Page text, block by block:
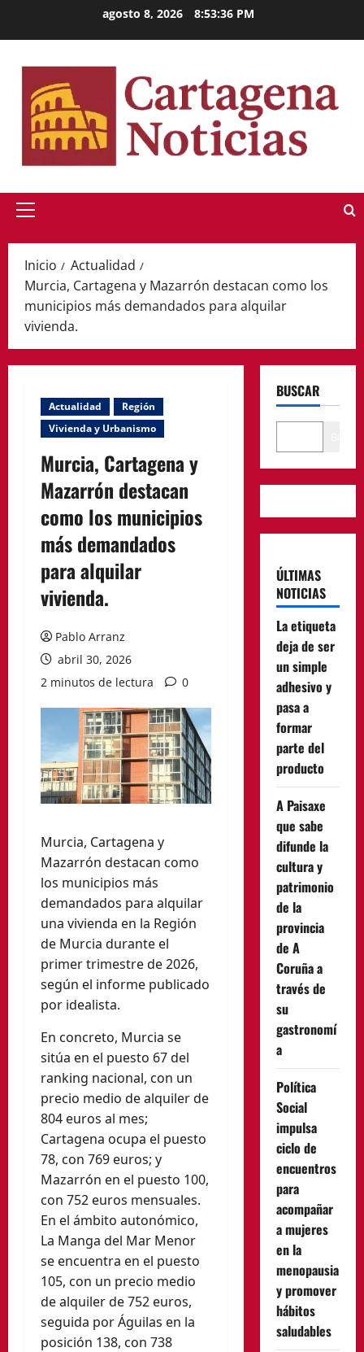
agosto 8, 2026 8:53:36 PM
Menú
Inicio
Actualidad
Murcia, Cartagena y Mazarrón destacan como los
municipios más demandados para alquilar
vivienda.
Actualidad
Región
Vivienda y Urbanismo
Murcia, Cartagena y
Mazarrón destacan
como los municipios
más demandados
para alquilar
vivienda.
Pablo Arranz
abril 30, 2026
2 minutos de lectura
0
Murcia, Cartagena y
Mazarrón destacan como
los municipios más
demandados para alquilar
una vivienda en la Región
de Murcia durante el
primer trimestre de 2026,
según el informe publicado
por idealista.
En concreto, Murcia se
sitúa en el puesto 67 del
ranking nacional, con un
precio medio de alquiler de
804 euros al mes;
Cartagena ocupa el puesto
78, con 769 euros; y
Mazarrón en el puesto 100,
con 752 euros mensuales.
En el ámbito autonómico,
La Manga del Mar Menor
se encuentra en el puesto
105, con un precio medio
de alquiler de 752 euros,
seguida por Águilas en la
posición 138, con 738
BUSCAR
ÚLTIMAS
NOTICIAS
La etiqueta
deja de ser
un simple
adhesivo y
pasa a
formar
parte del
producto
A Paisaxe
que sabe
difunde la
cultura y
patrimonio
de la
provincia
de A
Coruña a
través de
su
gastronomí
a
Política
Social
impulsa
ciclo de
encuentros
para
acompañar
a mujeres
en la
menopausia
y promover
hábitos
saludables